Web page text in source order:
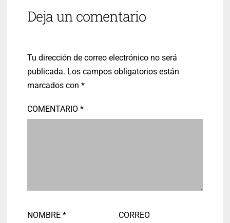
Deja un comentario
Tu dirección de correo electrónico no será
publicada. Los campos obligatorios están
marcados con*
COMENTARIO*
NOMBRE*
CORREO